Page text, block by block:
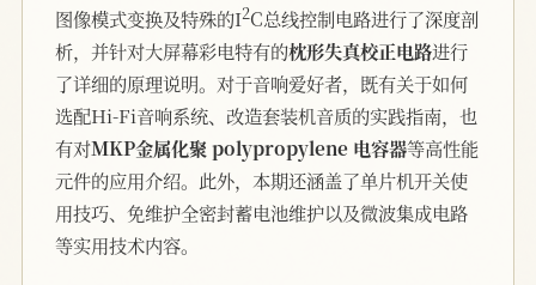
图像模式变换及特殊的I2C总线控制电路进行了深度剖
析，并针对大屏幕彩电特有的枕形失真校正电路进行
了详细的原理说明。对于音响爱好者，既有关于如何
选配Hi-Fi音响系统、改造套装机音质的实践指南，也
有对MKP金属化聚 polypropylene 电容器等高性能
元件的应用介绍。此外，本期还涵盖了单片机开关使
用技巧、免维护全密封蓄电池维护以及微波集成电路
等实用技术内容。